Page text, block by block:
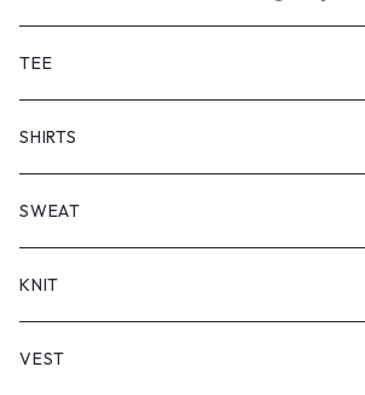
TEE
SHORT SLEEVE
LONG SLEEVE
SHIRTS
SHORT SLEEVE
LONG SLEEVE
SWEAT
KNIT
VEST